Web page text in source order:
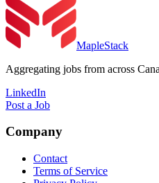
MapleStack
Aggregating jobs from across
LinkedIn
Post a Job
Company
Contact
Terms of Service